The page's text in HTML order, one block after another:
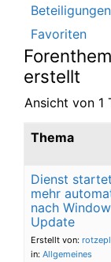
Beteiligungen
Favoriten
erstellt
Ansicht von 1
Thema
Dienst
mehr
nach
Update
Erstellt von:
in: Allgemeines